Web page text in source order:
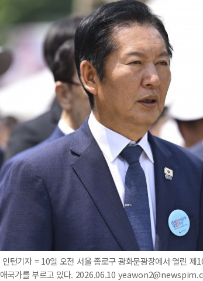
턴기자 = 10일 오전 서울 종로구 광화문광장에서 열린 제
애국가를 부르고 있다. 2026.06.10